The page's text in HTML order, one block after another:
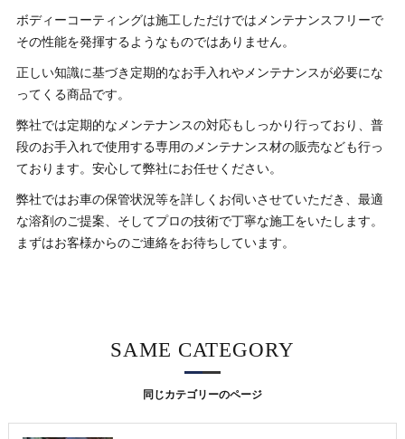
ボディーコーティングは施工しただけではメンテナンスフリーで
その性能を発揮するようなものではありません。
正しい知識に基づき定期的なお手入れやメンテナンスが必要にな
ってくる商品です。
弊社では定期的なメンテナンスの対応もしっかり行っており、普
段のお手入れで使用する専用のメンテナンス材の販売なども行っ
ております。安心して弊社にお任せください。
弊社ではお車の保管状況等を詳しくお伺いさせていただき、最適
な溶剤のご提案、そしてプロの技術で丁寧な施工をいたします。
まずはお客様からのご連絡をお待ちしています。
同じカテゴリーのページ
SAME CATEGORY